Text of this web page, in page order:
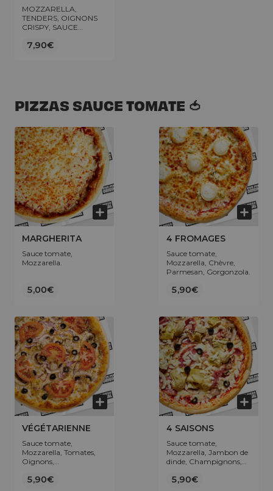
MOZZARELLA,
TENDERS, OIGNONS
CRISPY, SAUCE
FLOCON DE PERSIL
7,90€
PIZZAS SAUCE TOMATE 🍅
MARGHERITA
Sauce tomate,
Mozzarella.
5,00€
4 FROMAGES
Sauce tomate,
Mozzarella, Chèvre,
Parmesan, Gorgonzola.
5,90€
VÉGÉTARIENNE
Sauce tomate,
Mozzarella, Tomates,
Oignons,
Olives.
5,90€
4 SAISONS
Sauce tomate,
Mozzarella, Jambon de
dinde, Champignons,
5,90€